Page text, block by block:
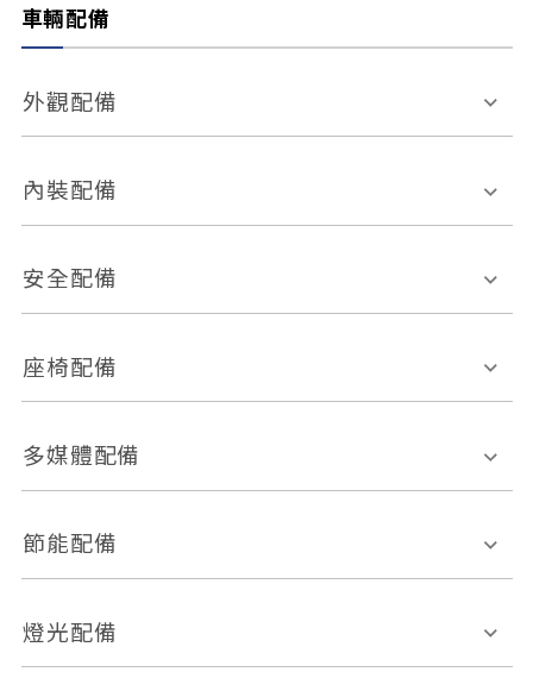
車輛配備
外觀配備
電動天窗
後視鏡方向指示燈
內裝配備
多功能方向盤
恆溫空調
安全配備
前座正面氣囊
ABS防鎖死
車道偏離警示
自動停車系統 盲點偵測系統
倒車雷達
座椅配備
皮椅
多媒體配備
外部音源接入
節能配備
引擎啟閉系統
燈光配備